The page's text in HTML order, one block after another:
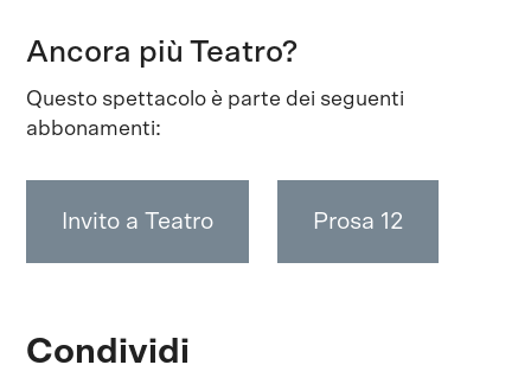
Ancora più Teatro?
Questo spettacolo è parte dei seguenti
abbonamenti:
Invito a Teatro Prosa 12
Condividi